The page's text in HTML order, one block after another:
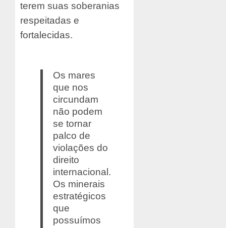
terem suas soberanias
respeitadas e
fortalecidas.
Os mares
que nos
circundam
não podem
se tornar
palco de
violações do
direito
internacional.
Os minerais
estratégicos
que
possuímos